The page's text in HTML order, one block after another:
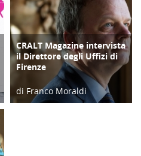
COPERTINA
CRALT Magazine intervista
il Direttore degli Uffizi di
Firenze
di Franco Moraldi